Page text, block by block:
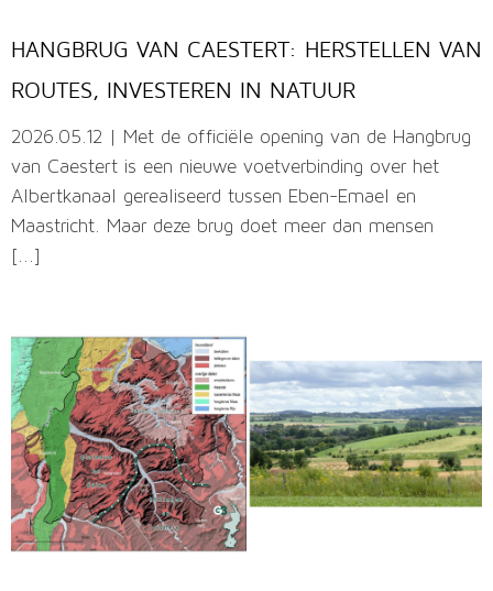
HANGBRUG VAN CAESTERT: HERSTELLEN VAN
ROUTES, INVESTEREN IN NATUUR
2026.05.12 | Met de officiële opening van de Hangbrug
van Caestert is een nieuwe voetverbinding over het
Albertkanaal gerealiseerd tussen Eben-Emael en
Maastricht. Maar deze brug doet meer dan mensen
[...]